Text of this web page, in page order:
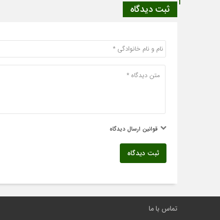
ثبت دیدگاه
قوانین ارسال دیدگاه
ثبت دیدگاه
تماس با ما